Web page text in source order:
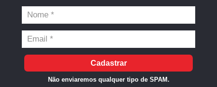
Cadastrar
Não enviaremos qualquer tipo de SPAM.